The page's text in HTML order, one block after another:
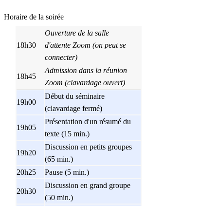
Horaire de la soirée
18h30
Ouverture de la salle
d'attente Zoom (on peut se
connecter)
18h45
Admission dans la réunion
Zoom (clavardage ouvert)
19h00
Début du séminaire
(clavardage fermé)
19h05
Présentation d'un résumé du
texte (15 min.)
19h20
Discussion en petits groupes
(65 min.)
20h25
Pause (5 min.)
20h30
Discussion en grand groupe
(50 min.)